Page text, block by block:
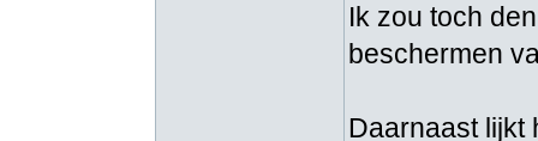
Ik zou toch
beschermen
Daarnaast lijkt